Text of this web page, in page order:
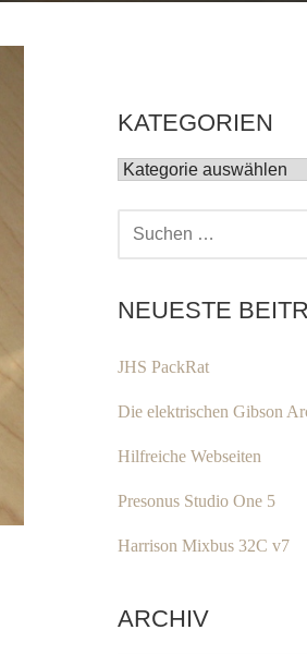
KATEGORIEN
KATEGORIEN
NEUESTE
JHS PackRat
Die elektrischen Gibson
Hilfreiche Webseiten
Presonus Studio One 5
Harrison Mixbus 32C v7
ARCHIV